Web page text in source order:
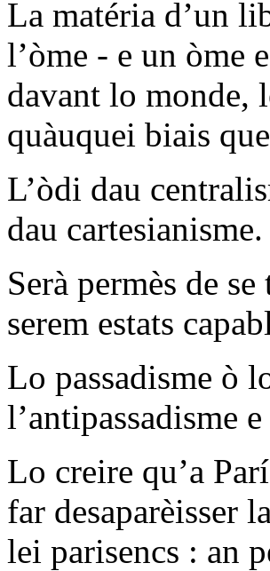
La matéria d’un
l’òme - e un òme
davant lo monde,
quàuquei biais
L’òdi dau
dau cartesianisme.
Serà permès de
serem estats
Lo passadisme ò
l’antipassadisme
Lo creire qu’a
far desaparèisser
lei parisencs : an